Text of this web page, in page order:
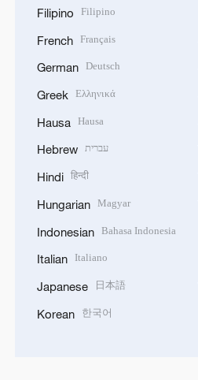
Filipino Filipino
French Français
German Deutsch
Greek Ελληνικά
Hausa Hausa
Hebrew עברית
Hindi हिन्दी
Hungarian Magyar
Indonesian Bahasa Indonesia
Italian Italiano
Japanese 日本語
Korean 한국어